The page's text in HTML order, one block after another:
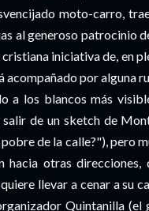
moto-carro,
al generoso patrocinio
iniciativa de, en
acompañado por
a los blancos más
de un sketch de
pobre de la calle?"), pero
hacia otras
llevar a cenar a su
Quintanilla (el